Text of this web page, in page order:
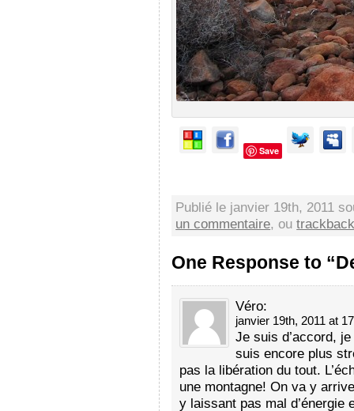
Save
Publié le janvier 19th, 2011
un commentaire, ou
One Response to
Véro:
janvier 19th, 2011 at
Je suis d’accord,
suis encore plus
pas la libération du tout.
une montagne! On va y
y laissant pas mal d’énergie